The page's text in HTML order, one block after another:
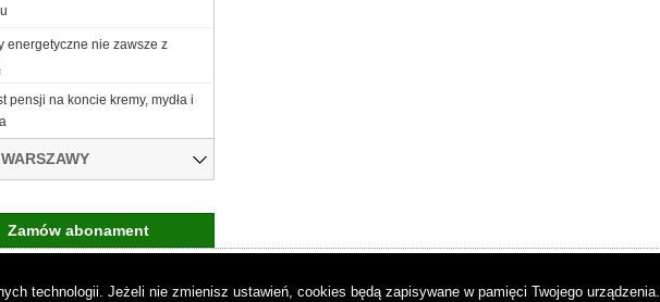
energetyczne nie zawsze z
pensji na koncie kremy, mydła i
Zamów abonament
technologii. Jeżeli nie zmienisz ustawień, cookies będą zapisywane w pamięci Twojego urządzenia.